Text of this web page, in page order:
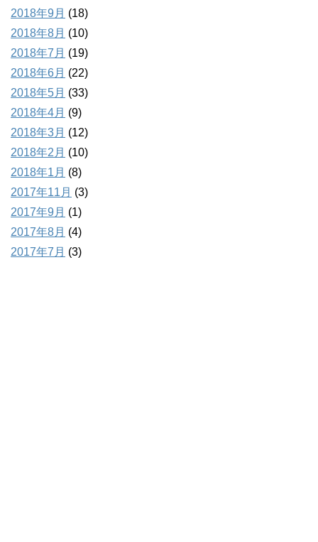
2018年9月 (18)
2018年8月 (10)
2018年7月 (19)
2018年6月 (22)
2018年5月 (33)
2018年4月 (9)
2018年3月 (12)
2018年2月 (10)
2018年1月 (8)
2017年11月 (3)
2017年9月 (1)
2017年8月 (4)
2017年7月 (3)